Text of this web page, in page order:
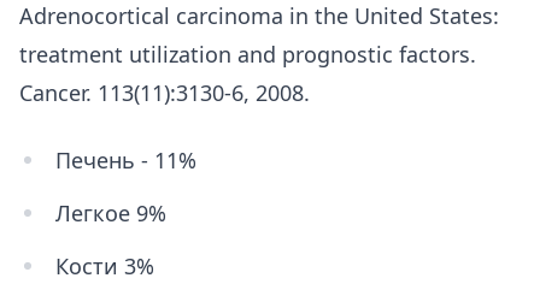
Adrenocortical carcinoma in the United States:
treatment utilization and prognostic factors.
Cancer. 113(11):3130-6, 2008.
Печень - 11%
Легкое 9%
Кости 3%